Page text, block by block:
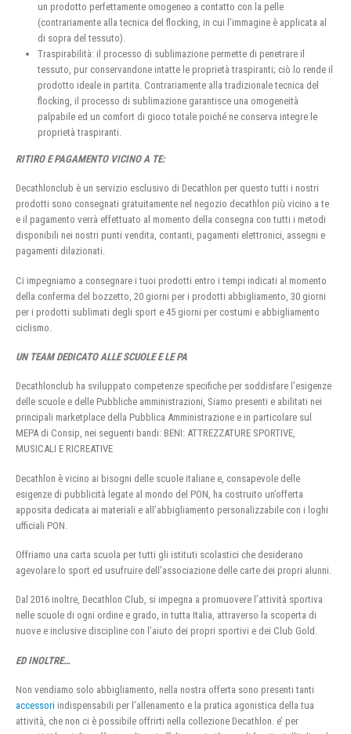
un prodotto perfettamente omogeneo a contatto con la pelle
(contrariamente alla tecnica del flocking, in cui l’immagine è applicata al
di sopra del tessuto).
Traspirabilità: il processo di sublimazione permette di penetrare il
tessuto, pur conservandone intatte le proprietà traspiranti; ciò lo rende il
prodotto ideale in partita. Contrariamente alla tradizionale tecnica del
flocking, il processo di sublimazione garantisce una omogeneità
palpabile ed un comfort di gioco totale poiché ne conserva integre le
proprietà traspiranti.
RITIRO E PAGAMENTO VICINO A TE:
Decathlonclub è un servizio esclusivo di Decathlon per questo tutti i nostri
prodotti sono consegnati gratuitamente nel negozio decathlon più vicino a te
e il pagamento verrà effettuato al momento della consegna con tutti i metodi
disponibili nei nostri punti vendita, contanti, pagamenti elettronici, assegni e
pagamenti dilazionati.
Ci impegniamo a consegnare i tuoi prodotti entro i tempi indicati al momento
della conferma del bozzetto, 20 giorni per i prodotti abbigliamento, 30 giorni
per i prodotti sublimati degli sport e 45 giorni per costumi e abbigliamento
ciclismo.
UN TEAM DEDICATO ALLE SCUOLE E LE PA
Decathlonclub ha sviluppato competenze specifiche per soddisfare l’esigenze
delle scuole e delle Pubbliche amministrazioni, Siamo presenti e abilitati nei
principali marketplace della Pubblica Amministrazione e in particolare sul
MEPA di Consip, nei seguenti bandi: BENI: ATTREZZATURE SPORTIVE,
MUSICALI E RICREATIVE
Decathlon è vicino ai bisogni delle scuole italiane e, consapevole delle
esigenze di pubblicità legate al mondo del PON, ha costruito un’offerta
apposita dedicata ai materiali e all’abbigliamento personalizzabile con i loghi
ufficiali PON.
Offriamo una carta scuola per tutti gli istituti scolastici che desiderano
agevolare lo sport ed usufruire dell’associazione delle carte dei propri alunni.
Dal 2016 inoltre, Decathlon Club, si impegna a promuovere l’attività sportiva
nelle scuole di ogni ordine e grado, in tutta Italia, attraverso la scoperta di
nuove e inclusive discipline con l’aiuto dei propri sportivi e dei Club Gold.
ED INOLTRE…
Non vendiamo solo abbigliamento, nella nostra offerta sono presenti tanti
accessori indispensabili per l’allenamento e la pratica agonistica della tua
attività, che non ci è possibile offrirti nella collezione Decathlon. e’ per